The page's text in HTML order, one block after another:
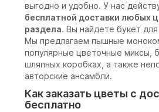
выгодно и удобно. У нас
бесплатной доставки любых
раздела. Вы найдете букет
Мы предлагаем пышные
популярные цветочные миксы,
шляпных коробках, а также
авторские ансамбли.
Как заказать цветы с
бесплатно